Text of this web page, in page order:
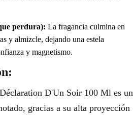
perdura): La fragancia culmina en
y almizcle, dejando una estela
y magnetismo.
D'Un Soir 100 Ml es un
gracias a su alta proyección